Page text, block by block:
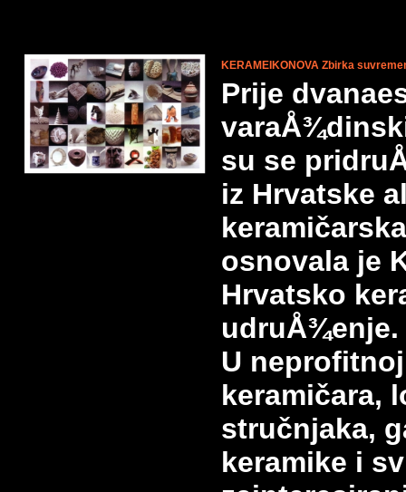
KERAMEIKONOVA Zbirka
Prije
su se
iz Hrvatske
osnovala je
Hrvatsko
udruÅ¾enje.
U
keramičara,
stručnjaka,
keramike i